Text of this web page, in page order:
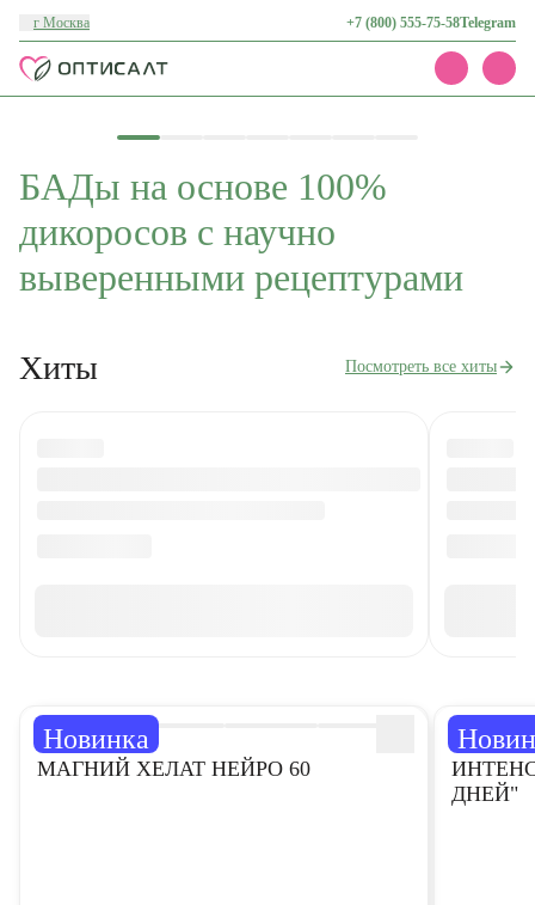
г Москва +7 (800) 555-75-58Telegram
Доставка и оплата
О нас
Контакты
БАДы на основе 100%
дикоросов с научно
выверенными рецептурами
Хиты Посмотреть все хиты
Новинка
5,0
МАГНИЙ ХЕЛАТ НЕЙРО 60
5,0
ДНЕЙ"